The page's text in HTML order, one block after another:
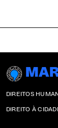
DIREITOS
DIREITO À